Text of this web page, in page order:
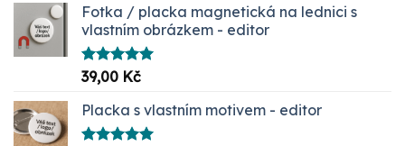
Fotka / placka magnetická na lednici s
vlastním obrázkem - editor
Hodnocení
5.00
39,00 Kč
Placka s vlastním motivem - editor